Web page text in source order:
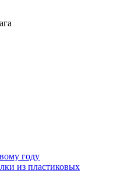
году
из пластиковых